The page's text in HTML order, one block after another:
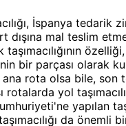
İspanya tedarik
dışına mal teslim
taşımacılığının
bir parçası olarak
rota olsa bile, son
rotalarda yol
yapılan
da